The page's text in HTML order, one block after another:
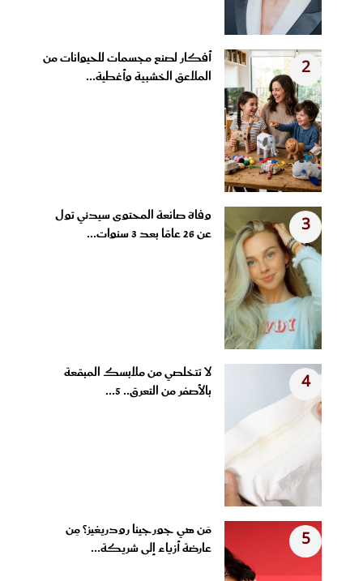
2
أفكار لصنع مجسمات للحيوانات من
الملاعق الخشبية وأغطية...
3
وفاة صانعة المحتوى سيدني تول
عن 26 عامًا بعد 3 سنوات...
4
لا تتخلصي من ملابسك المبقعة
بالأصفر من التعرق.. 5...
5
مَن هي جورجينا رودريغيز؟ مِن
عارضة أزياء إلى شريكة...